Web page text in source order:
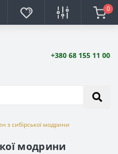
0
+380 68 155 11 00
з сибірської модрини
модрини